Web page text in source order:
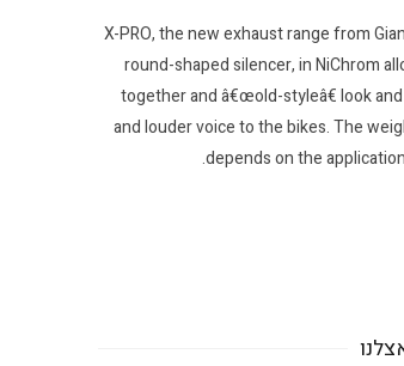
X-PRO, the new exhaust range from
round-shaped silencer, in NiChrom
together and â€œold-styleâ€ look
and louder voice to the bikes. The
depends on the